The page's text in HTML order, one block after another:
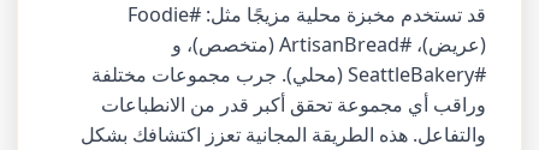
قد تستخدم مخبزة محلية مزيجًا مثل: #Foodie
(عريض)، #ArtisanBread (متخصص)، و
#SeattleBakery (محلي). جرب مجموعات مختلفة
وراقب أي مجموعة تحقق أكبر قدر من الانطباعات
والتفاعل. هذه الطريقة المجانية تعزز اكتشافك بشكل